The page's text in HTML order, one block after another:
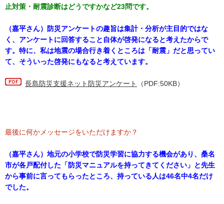
止対策・耐震診断はどうですかなど23問です。
（嘉平さん）防災アンケートの趣旨は集計・分析が主目的ではな
く、アンケートに回答すること自体が啓発になると考えたからで
す。特に、私は地震の場合行き着くところは「耐震」だと思ってい
て、そういった啓発にもなると考えています。
長島防災支援ネット 防災アンケート （PDF:50KB）
最後に何かメッセージをいただけますか？
（嘉平さん）地元の小学校で防災学習に協力する機会があり、桑名
市が各戸配付した「防災マニュアルを持ってきてください」と先生
から事前に言ってもらったところ、持っている人は46名中4名だけ
でした。